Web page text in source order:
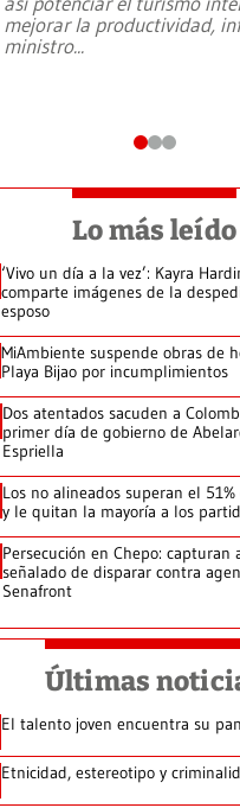
mejorar la productividad,
ministro...
Lo más leído
‘Vivo un día a la vez’: Kayra
comparte imágenes de la
esposo
MiAmbiente suspende obras de
Playa Bijao por incumplimientos
Dos atentados sacuden a
primer día de gobierno de
Espriella
Los no alineados superan el
y le quitan la mayoría a los
Persecución en Chepo: capturan
señalado de disparar contra
Senafront
Últimas
El talento joven encuentra su
Etnicidad, estereotipo y